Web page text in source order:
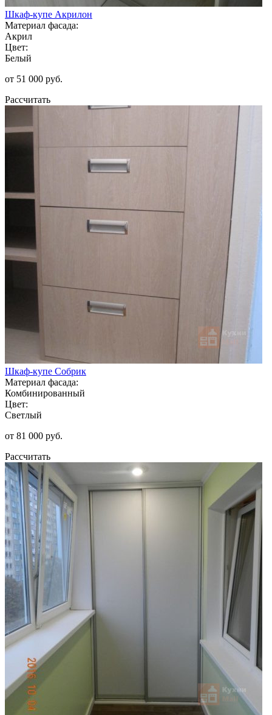
Шкаф-купе Акрилон
Материал фасада:
Акрил
Цвет:
Белый
от 51 000 руб.
Рассчитать
Шкаф-купе Собрик
Материал фасада:
Комбинированный
Цвет:
Светлый
от 81 000 руб.
Рассчитать